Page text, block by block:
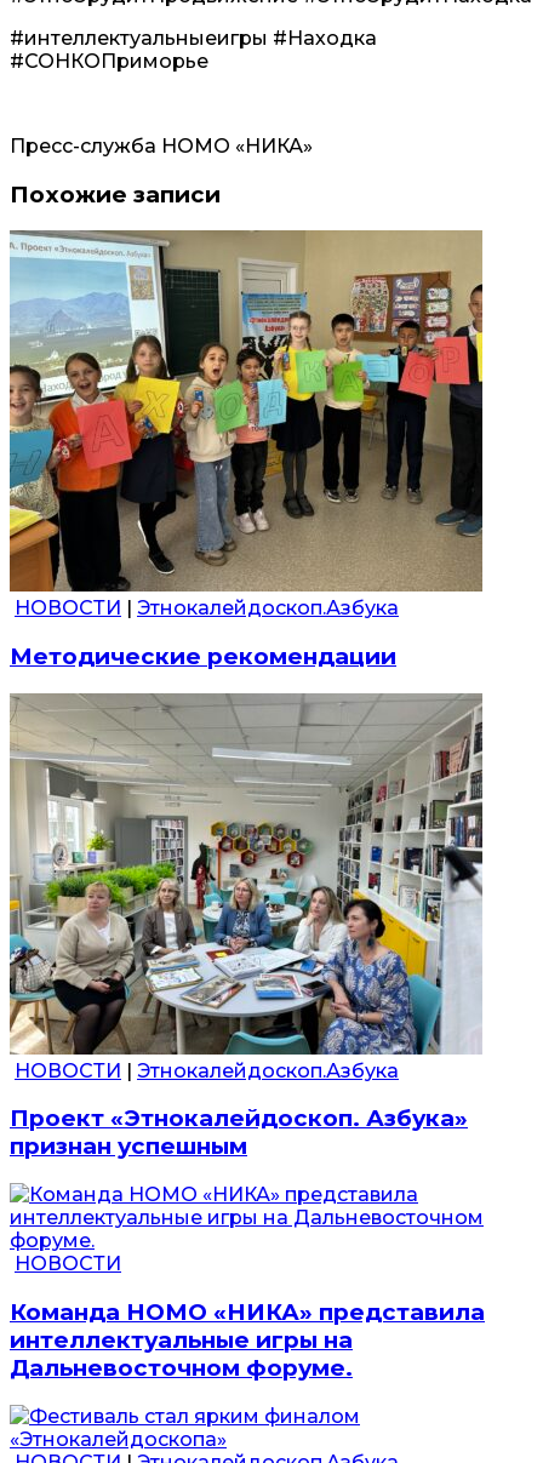
#интеллектуальныеигры #Находка
#СОНКОПриморье
Пресс-служба НОМО «НИКА»
Похожие записи
НОВОСТИ Этнокалейдоскоп.Азбука
Методические рекомендации
НОВОСТИ | Этнокалейдоскоп.Азбука
Проект «Этнокалейдоскоп. Азбука»
признан успешным
НОВОСТИ
Команда НОМО «НИКА» представила
интеллектуальные игры на
Дальневосточном форуме.